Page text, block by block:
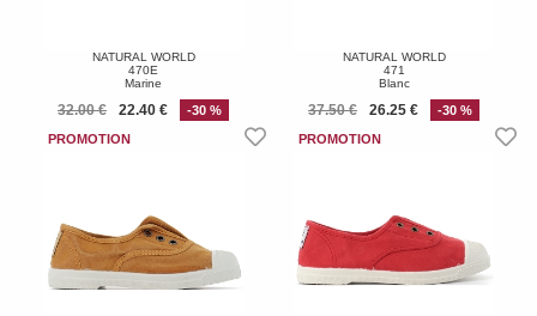
NATURAL WORLD
470E
Marine
32.00 € 22.40 € -30 %
NATURAL WORLD
471
Blanc
37.50 € 26.25 € -30 %